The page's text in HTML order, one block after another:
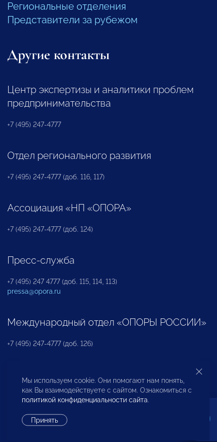
Региональные отделения
Представители за рубежом
Другие контакты
Центр экспертизы и аналитики проблем
предпринимательства
+7 (495) 247-4777
Отдел регионального развития
+7 (495) 247-4777 (доб. 116, 117)
Ассоциация «НП «ОПОРА»
+7 (495) 247-4777 (доб. 124)
Пресс-служба
+7 (495) 247 4777 (доб. 115, 114, 113)
pressa@opora.ru
Международный отдел «ОПОРЫ РОССИИ»
+7 (495) 247-4777 (доб. 126)
Бюро по защите прав предпринимателей и
инвесторов
Мы используем cookie. Они помогают нам понять,
как Вы взаимодействуете с сайтом. Ознакомиться с
политикой конфиденциальности сайта.
Принять